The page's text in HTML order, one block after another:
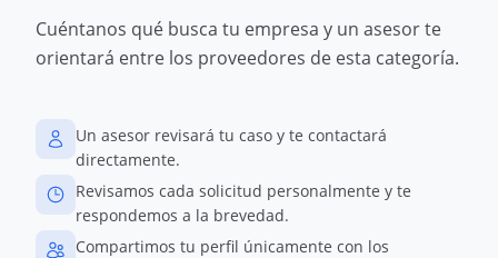
Cuéntanos qué busca tu empresa y un asesor te
orientará entre los proveedores de esta categoría.
Un asesor revisará tu caso y te contactará
directamente.
Revisamos cada solicitud personalmente y te
respondemos a la brevedad.
Compartimos tu perfil únicamente con los